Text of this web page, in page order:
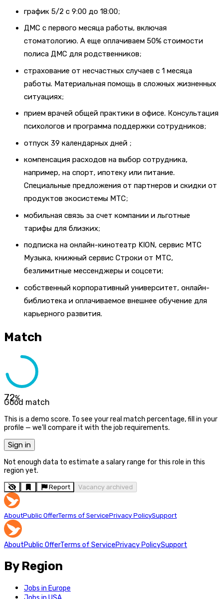
график 5/2 с 9:00 до 18:00;
ДМС с первого месяца работы, включая
стоматологию. А еще оплачиваем 50% стоимости
полиса ДМС для родственников;
страхование от несчастных случаев с 1 месяца
работы. Материальная помощь в сложных жизненных
ситуациях;
прием врачей общей практики в офисе. Консультация
психологов и программа поддержки сотрудников;
отпуск 39 календарных дней ;
компенсация расходов на выбор сотрудника,
например, на спорт, ипотеку или питание.
Специальные предложения от партнеров и скидки от
продуктов экосистемы МТС;
мобильная связь за счет компании и льготные
тарифы для близких;
подписка на онлайн-кинотеатр KION, сервис МТС
Музыка, книжный сервис Строки от МТС,
безлимитные мессенджеры и соцсети;
собственный корпоративный университет, онлайн-
библиотека и оплачиваемое внешнее обучение для
карьерного развития.
Match
72%
Good match
This is a demo score. To see your real match percentage, fill in your
profile — we'll compare it with the job requirements.
Sign in
Not enough data to estimate a salary range for this role in this
region yet.
Report Vacancy archived
AboutPublic OfferTerms of ServicePrivacy PolicySupport
AboutPublic OfferTerms of ServicePrivacy PolicySupport
By Region
Jobs in Europe